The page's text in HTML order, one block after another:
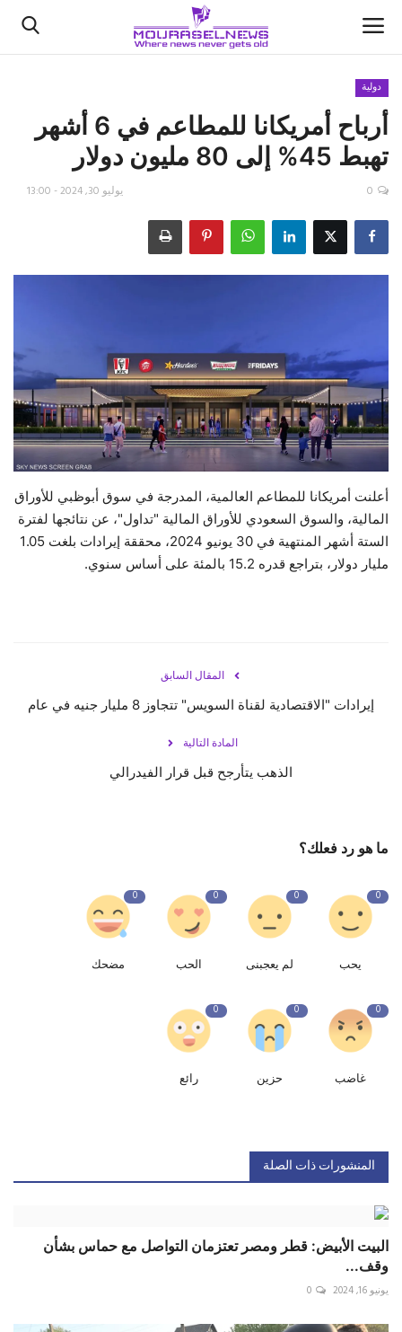
الأخبار
كتّابنا
اقتصاد
فيديو
حياة
دولية
أرباح أمريكانا للمطاعم في 6 أشهر
تهبط 45% إلى 80 مليون دولار
يوليو 30, 2024 - 13:00 0
أعلنت أمريكانا للمطاعم العالمية، المدرجة في سوق أبوظبي للأوراق
المالية، والسوق السعودي للأوراق المالية "تداول"، عن نتائجها لفترة
الستة أشهر المنتهية في 30 يونيو 2024، محققة إيرادات بلغت 1.05
مليار دولار، بتراجع قدره 15.2 بالمئة على أساس سنوي.
المقال السابق
إيرادات "الاقتصادية لقناة السويس" تتجاوز 8 مليار جنيه في عام
المادة التالية
الذهب يتأرجح قبل قرار الفيدرالي
ما هو رد فعلك؟
0
يحب
0
لم يعجبنى
0
الحب
0
مضحك
0
غاضب
0
حزين
0
رائع
المنشورات ذات الصلة
البيت الأبيض: قطر ومصر تعتزمان التواصل مع حماس بشأن
وقف...
يونيو 16, 2024 0